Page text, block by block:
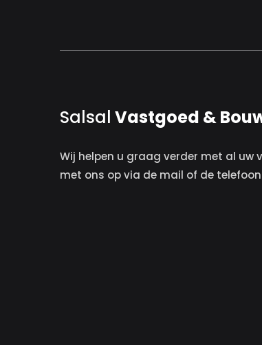
Salsal Vastgoed &
Wij helpen u graag verder met al uw
met ons op via de mail of de